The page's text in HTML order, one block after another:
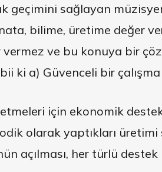
geçimini sağlayan
bilime, üretime değer
vermez ve bu konuya bir
ki a) Güvenceli bir
için ekonomik
olarak yaptıkları
açılması, her türlü destek